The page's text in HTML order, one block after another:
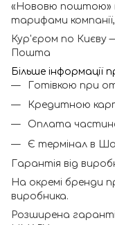
«Нововю поштою»
тарифами
Кур'єром по Києву
Пошта
Більше інформації
Готівкою при
Кредитною
Оплата
Є термінал в
Гарантія від
На окремі бренди
виробника.
Розширена